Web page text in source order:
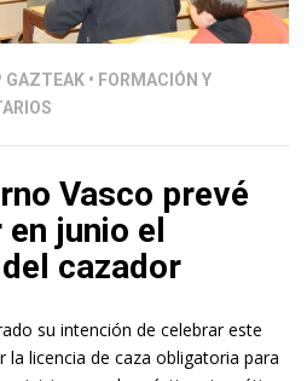
GAZTEAK • FORMACIÓN Y
Vasco prevé
junio el
cazador
su intención de celebrar este
licencia de caza obligatoria para